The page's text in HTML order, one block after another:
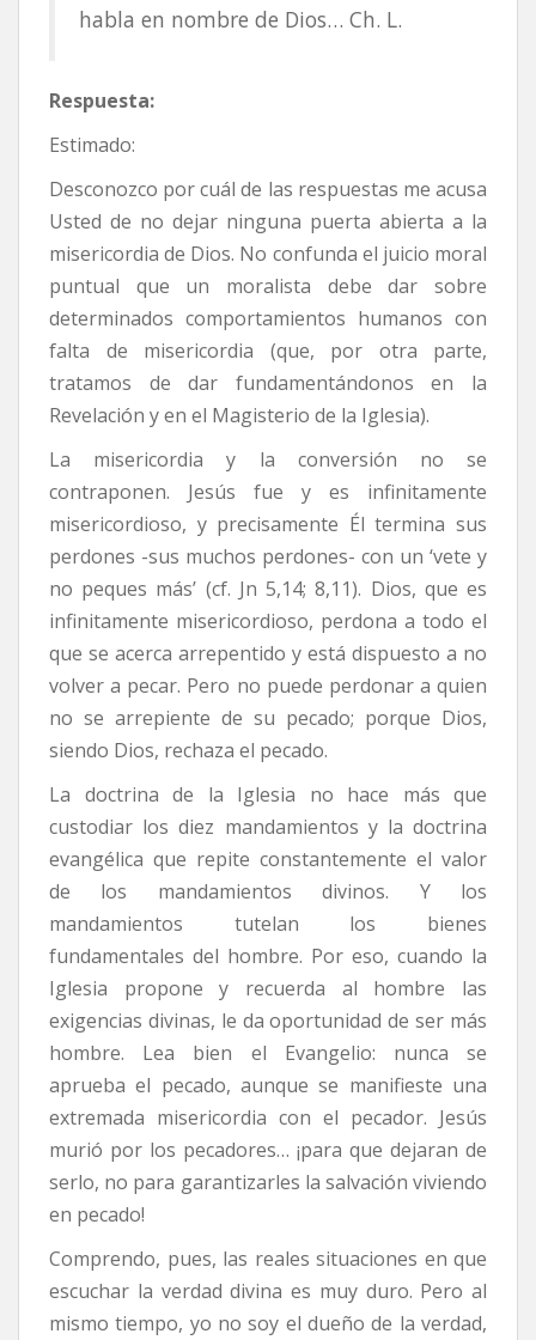
habla en nombre de Dios… Ch. L.
Respuesta:
Estimado:
Desconozco por cuál de las respuestas me acusa
Usted de no dejar ninguna puerta abierta a la
misericordia de Dios. No confunda el juicio moral
puntual que un moralista debe dar sobre
determinados comportamientos humanos con
falta de misericordia (que, por otra parte,
tratamos de dar fundamentándonos en la
Revelación y en el Magisterio de la Iglesia).
La misericordia y la conversión no se
contraponen. Jesús fue y es infinitamente
misericordioso, y precisamente Él termina sus
perdones -sus muchos perdones- con un ‘vete y
no peques más’ (cf. Jn 5,14; 8,11). Dios, que es
infinitamente misericordioso, perdona a todo el
que se acerca arrepentido y está dispuesto a no
volver a pecar. Pero no puede perdonar a quien
no se arrepiente de su pecado; porque Dios,
siendo Dios, rechaza el pecado.
La doctrina de la Iglesia no hace más que
custodiar los diez mandamientos y la doctrina
evangélica que repite constantemente el valor
de los mandamientos divinos. Y los
mandamientos tutelan los bienes
fundamentales del hombre. Por eso, cuando la
Iglesia propone y recuerda al hombre las
exigencias divinas, le da oportunidad de ser más
hombre. Lea bien el Evangelio: nunca se
aprueba el pecado, aunque se manifieste una
extremada misericordia con el pecador. Jesús
murió por los pecadores… ¡para que dejaran de
serlo, no para garantizarles la salvación viviendo
en pecado!
Comprendo, pues, las reales situaciones en que
escuchar la verdad divina es muy duro. Pero al
mismo tiempo, yo no soy el dueño de la verdad,